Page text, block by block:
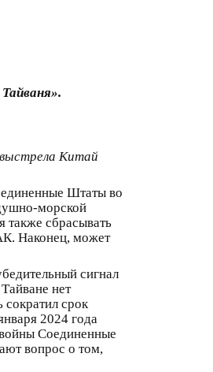
Китай
Штаты во
морской
также сбрасывать
Наконец, может
сигнал
нет
сократил срок
2024 года
войны Соединенные
вопрос о том,